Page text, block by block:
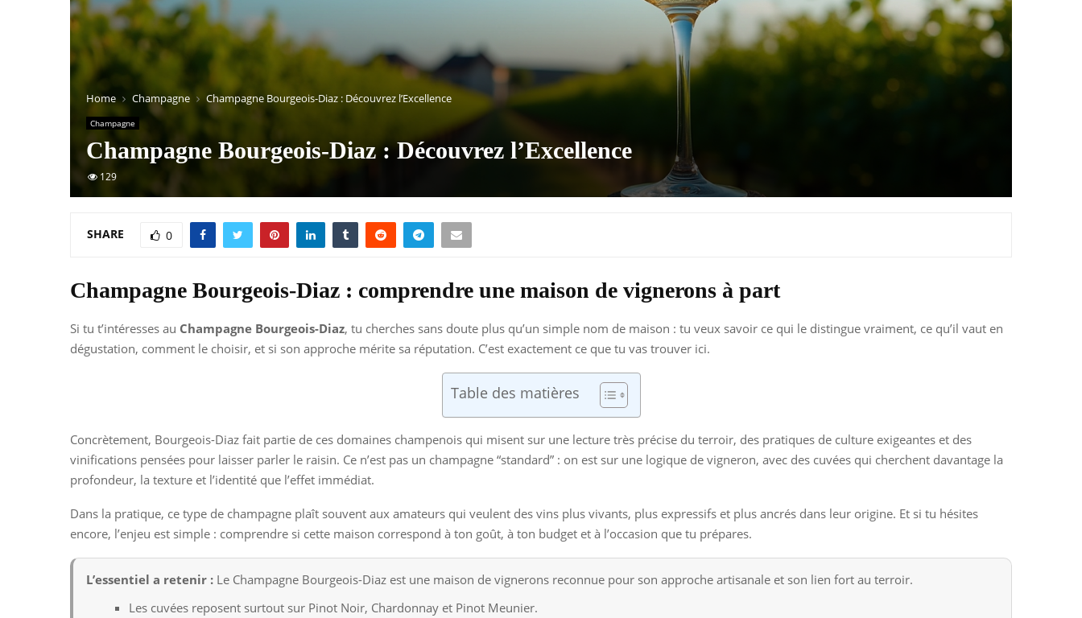
Home Champagne Champagne Bourgeois-Diaz : Découvrez l’Excellence
Champagne
Champagne Bourgeois-Diaz : Découvrez l’Excellence
129
SHARE 0
Champagne Bourgeois-Diaz : comprendre une maison de vignerons à part
Si tu t’intéresses au Champagne Bourgeois-Diaz, tu cherches sans doute plus qu’un simple nom de maison : tu veux savoir ce qui le distingue vraiment, ce qu’il vaut en
dégustation, comment le choisir, et si son approche mérite sa réputation. C’est exactement ce que tu vas trouver ici.
Table des matières
Concrètement, Bourgeois-Diaz fait partie de ces domaines champenois qui misent sur une lecture très précise du terroir, des pratiques de culture exigeantes et des
vinifications pensées pour laisser parler le raisin. Ce n’est pas un champagne “standard” : on est sur une logique de vigneron, avec des cuvées qui cherchent davantage la
profondeur, la texture et l’identité que l’effet immédiat.
Dans la pratique, ce type de champagne plaît souvent aux amateurs qui veulent des vins plus vivants, plus expressifs et plus ancrés dans leur origine. Et si tu hésites
encore, l’enjeu est simple : comprendre si cette maison correspond à ton goût, à ton budget et à l’occasion que tu prépares.
L’essentiel a retenir : Le Champagne Bourgeois-Diaz est une maison de vignerons reconnue pour son approche artisanale et son lien fort au terroir.
Les cuvées reposent surtout sur Pinot Noir, Chardonnay et Pinot Meunier.